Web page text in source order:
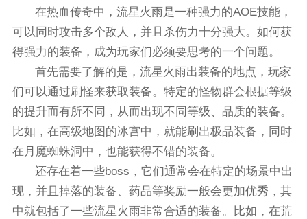
在热血传奇中，流星火雨是一种强力的AOE技能，
可以同时攻击多个敌人，并且杀伤力十分强大。如何获
得强力的装备，成为玩家们必须要思考的一个问题。
首先需要了解的是，流星火雨出装备的地点，玩家
们可以通过刷怪来获取装备。特定的怪物群会根据等级
的提升而有所不同，从而出现不同等级、品质的装备。
比如，在高级地图的冰宫中，就能刷出极品装备，同时
在月魔蜘蛛洞中，也能获得不错的装备。
还存在着一些boss，它们通常会在特定的场景中出
现，并且掉落的装备、药品等奖励一般会更加优秀，其
中就包括了一些流星火雨非常合适的装备。比如，在荒